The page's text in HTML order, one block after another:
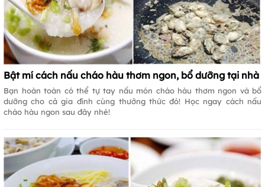
Bật mí cách nấu cháo hàu thơm ngon, bổ dưỡng tại nhà
Bạn hoàn toàn có thể tự tay nấu món cháo hàu thơm ngon và bổ
dưỡng cho cả gia đình cùng thưởng thức đó! Học ngay cách nấu
cháo hàu ngon sau đây nhé!